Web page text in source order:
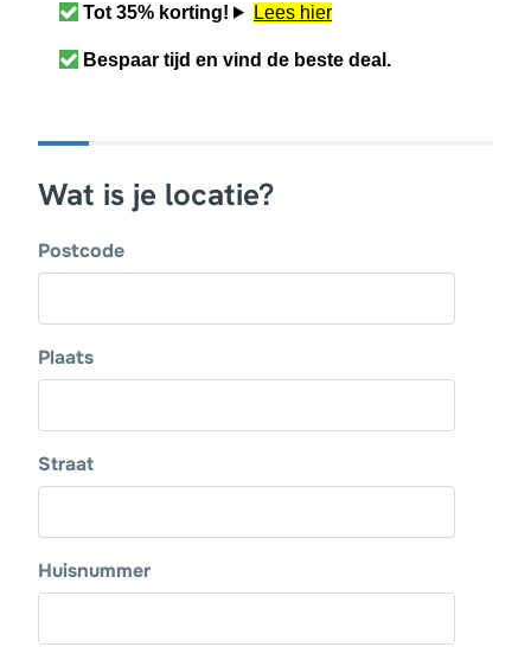
Tot 35% korting! Lees hier
Bespaar tijd en vind de beste deal.